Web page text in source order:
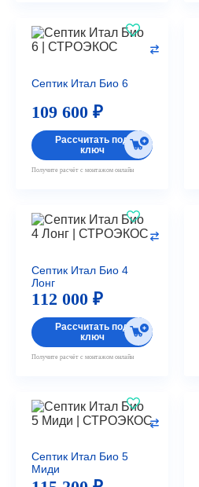
Септик Итал Био 6
109 600 ₽
Рассчитать под
ключ
Получите расчёт с монтажом онлайн
Септик Итал Био 4
Лонг
112 000 ₽
Рассчитать под
ключ
Получите расчёт с монтажом онлайн
Септик Итал Био 5
Миди